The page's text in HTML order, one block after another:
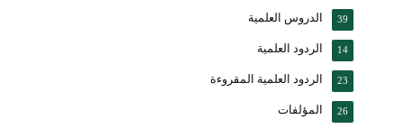
الدروس العلمية 39
الردود العلمية 14
الردود العلمية المقروءة 23
المؤلفات 26